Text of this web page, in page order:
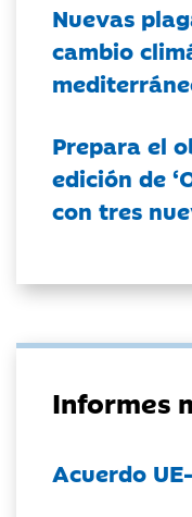
Nuevas
cambio
Prepara el
edición de
con tres
Informes
Acuerdo